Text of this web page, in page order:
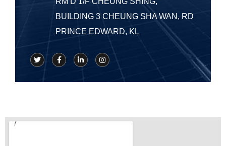
BUILDING 3 CHEUNG SHA WAN, RD
PRINCE EDWARD, KL